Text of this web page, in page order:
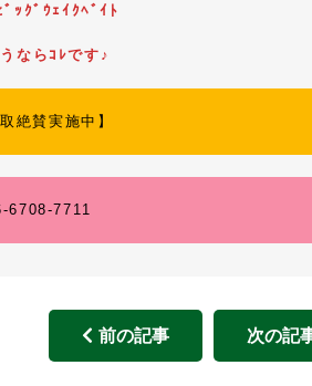
ｯｸﾞｳｪｲｸﾍﾞｲﾄ
ならｺﾚです♪
絶賛実施中】
6708-7711
前の記事 次の記